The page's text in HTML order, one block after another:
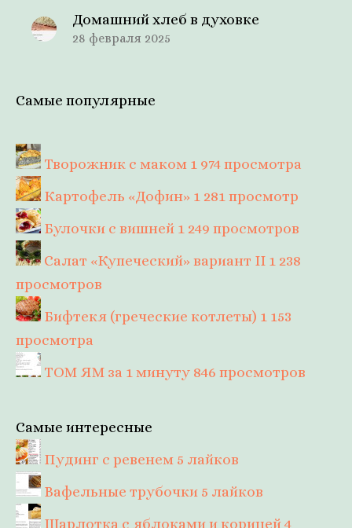
Домашний хлеб в духовке
28 февраля 2025
Самые популярные
Творожник с маком 1 974 просмотра
Картофель «Дофин» 1 281 просмотр
Булочки с вишней 1 249 просмотров
Салат «Купеческий» вариант II 1 238
просмотров
Бифтекя (греческие котлеты) 1 153
просмотра
ТОМ ЯМ за 1 минуту 846 просмотров
Самые интересные
Пудинг с ревенем 5 лайков
Вафельные трубочки 5 лайков
Шарлотка с яблоками и корицей4